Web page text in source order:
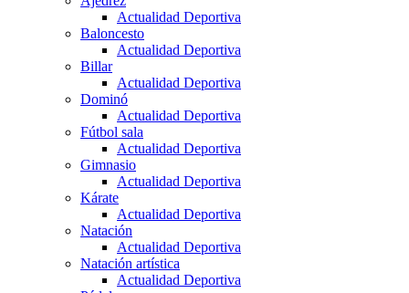
Actualidad Deportiva
Baloncesto
Actualidad Deportiva
Billar
Actualidad Deportiva
Dominó
Actualidad Deportiva
Fútbol sala
Actualidad Deportiva
Gimnasio
Actualidad Deportiva
Kárate
Actualidad Deportiva
Natación
Actualidad Deportiva
Natación artística
Actualidad Deportiva